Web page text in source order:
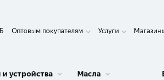
Оптовым покупателям Услуги
устройства Масла